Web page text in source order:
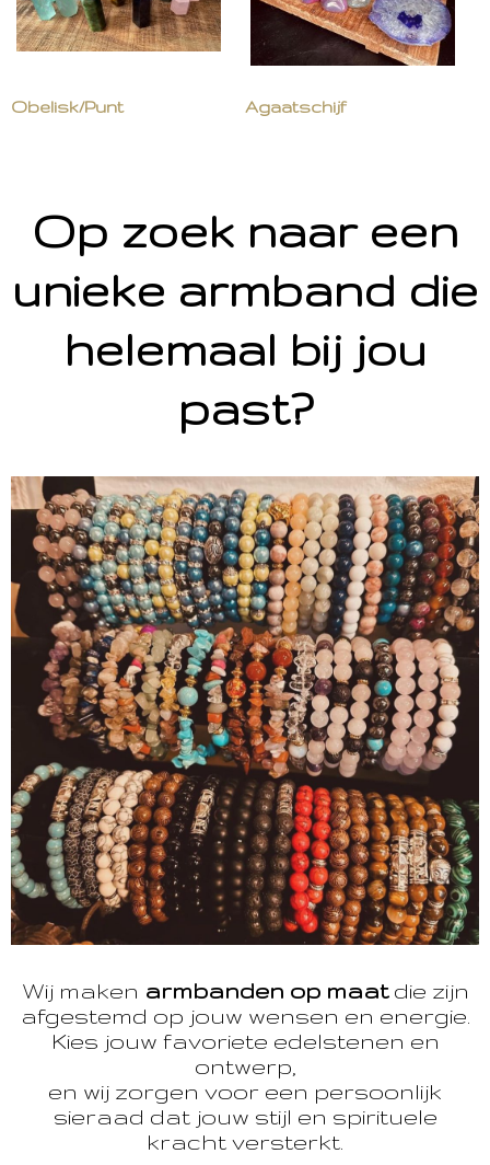
Obelisk/Punt Agaatschijf
Op zoek naar een
unieke armband die
helemaal bij jou
past?
Wij maken armbanden op maatdie zijn
afgestemd op jouw wensen en energie.
Kies jouw favoriete edelstenen en
ontwerp,
en wij zorgen voor een persoonlijk
sieraad dat jouw stijl en spirituele
kracht versterkt.